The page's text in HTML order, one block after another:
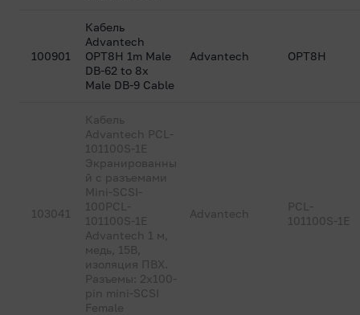
100901
Кабель
Advantech
OPT8H 1m Male
DB-62 to 8x
Male DB-9 Cable
Advantech OPT8H
103041
Кабель
Advantech PCL-
101100S-1E
Экранированны
й с разъемами
Mini-SCSI-
100PCL-
101100S-1E
Advantech 1 м,
медь, 15В,
изоляция ПВХ.
Разъемы: 2x100-
pin mini-SCSI
Female
Advantech
PCL-
101100S-1E